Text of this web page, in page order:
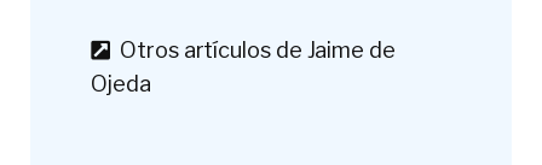
Otros artículos de Jaime de
Ojeda